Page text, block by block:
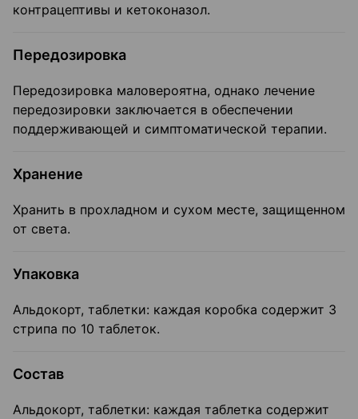
контрацептивы и кетоконазол.
Передозировка
Передозировка маловероятна, однако лечение
передозировки заключается в обеспечении
поддерживающей и симптоматической терапии.
Хранение
Хранить в прохладном и сухом месте, защищенном
от света.
Упаковка
Альдокорт, таблетки: каждая коробка содержит 3
стрипа по 10 таблеток.
Состав
Альдокорт, таблетки: каждая таблетка содержит